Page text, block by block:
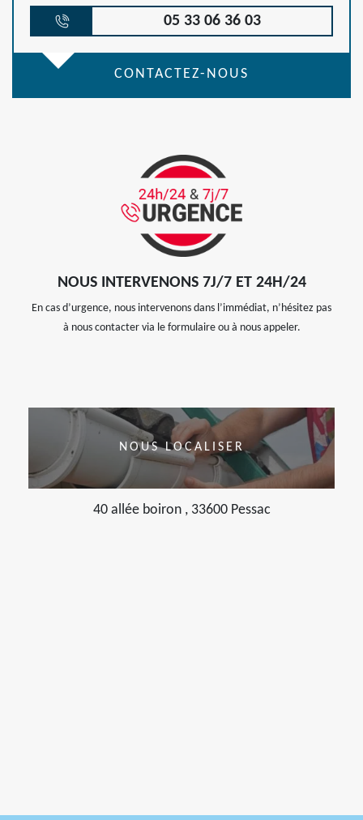
05 33 06 36 03
CONTACTEZ-NOUS
NOUS INTERVENONS 7J/7 ET 24H/24
En cas d’urgence, nous intervenons dans l’immédiat, n’hésitez pas
à nous contacter via le formulaire ou à nous appeler.
NOUS LOCALISER
40 allée boiron , 33600 Pessac